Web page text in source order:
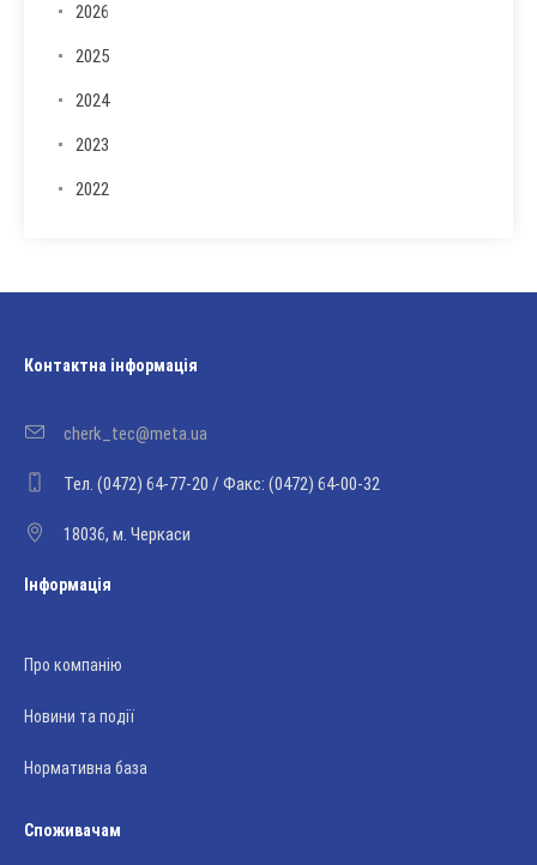
2026
2025
2024
2023
2022
Контактна інформація
cherk_tec@meta.ua
Тел. (0472) 64-77-20 / Факс: (0472) 64-00-32
18036, м. Черкаси
Інформація
Про компанію
Новини та події
Нормативна база
Споживачам